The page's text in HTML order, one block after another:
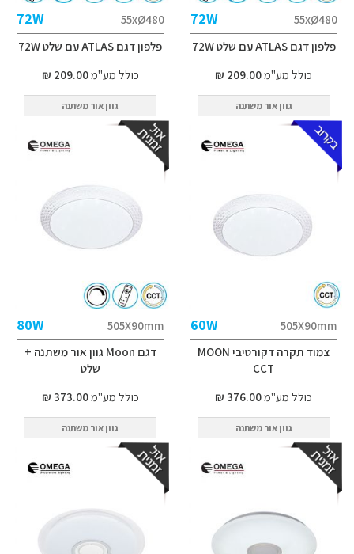
55xØ480
72W
פלפון דגם ATLAS עם שלט 72W
כולל מע"מ209.00 ₪
גוון אור משתנה
55xØ480
72W
פלפון דגם ATLAS עם שלט 72W
כולל מע"מ209.00 ₪
גוון אור משתנה
505X90mm
60W
צמוד תקרה דקורטיבי MOON
CCT
כולל מע"מ376.00 ₪
גוון אור משתנה
505X90mm
80W
דגם Moon גוון אור משתנה +
שלט
כולל מע"מ373.00 ₪
גוון אור משתנה